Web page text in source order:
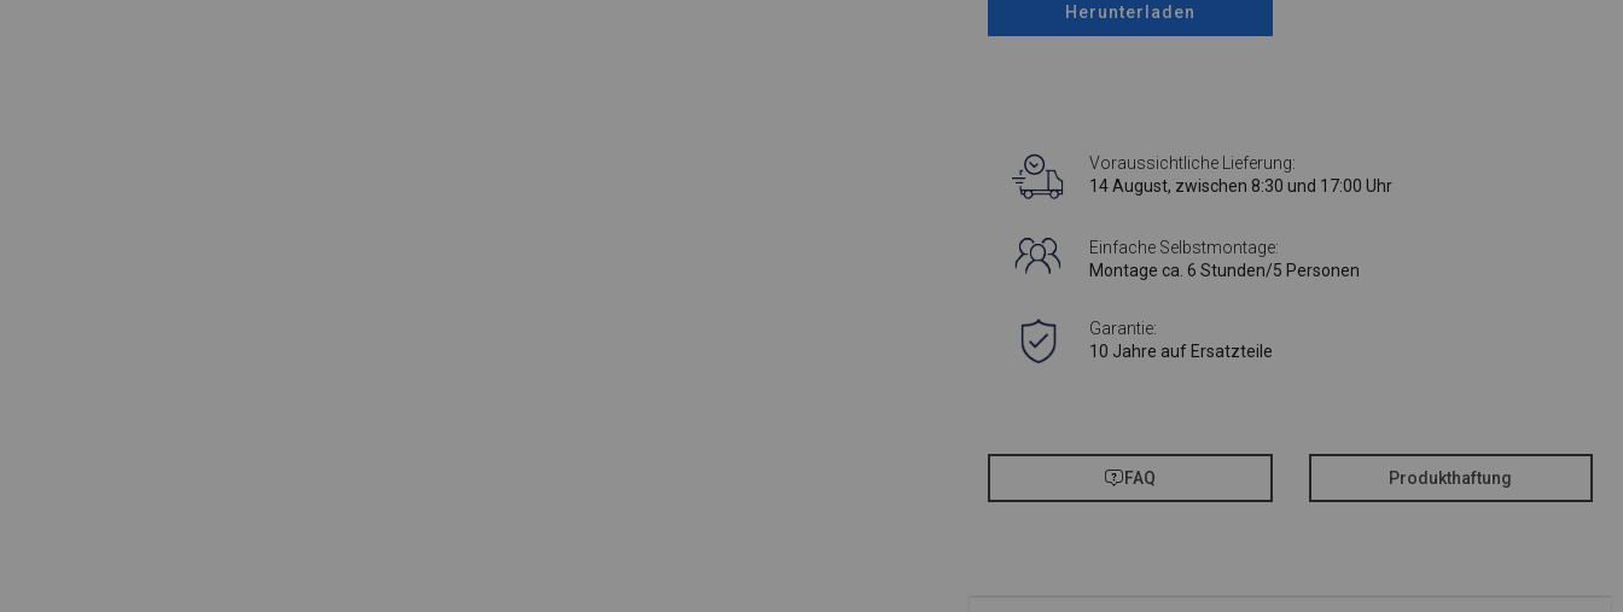
Herunterladen
Voraussichtliche Lieferung:
14 August, zwischen 8:30 und 17:00 Uhr
Einfache Selbstmontage:
Montage ca. 6 Stunden/5 Personen
Garantie:
10 Jahre auf Ersatzteile
FAQ Produkthaftung